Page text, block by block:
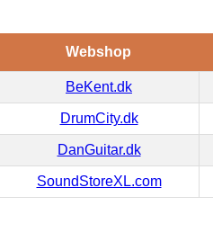
Webshop
BeKent.dk
DrumCity.dk
DanGuitar.dk
SoundStoreXL.com